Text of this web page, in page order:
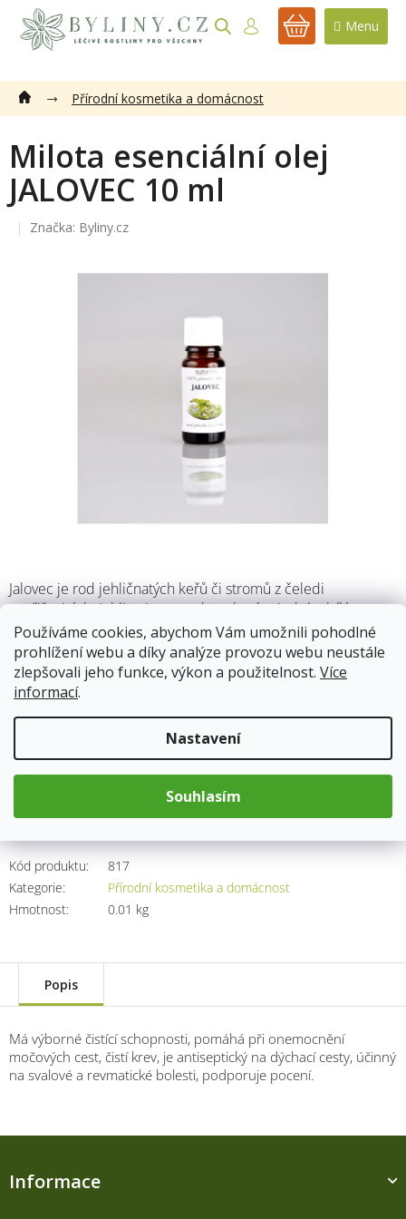
Používáme cookies, abychom Vám umožnili pohodlné
prohlížení webu a díky analýze provozu webu neustále
zlepšovali jeho funkce, výkon a použitelnost. Více
informací.
Nastavení
Souhlasím
obsah
NÁKUPNÍ
Přírodní kosmetika a domácnost
Milota esenciální olej
JALOVEC 10 ml
Značka: Byliny.cz
Skladem
Jalovec je rod jehličnatých keřů či stromů z čeledi
cypřišovitých. Jehlice jsou modrozelené, s jedním bílým
pruhem na vnitřním povrchu. Mají specifickou a příjemnou
vůni. Je rozšířen v podstatě na všech kontinentech.
Kód produktu:
817
Kategorie:
Přírodní kosmetika a domácnost
Hmotnost: 0.01 kg
79 Kč
Měrná
cena:
Přidat do košíku
Popis
Má výborné čistící schopnosti, pomáhá při onemocnění
močových cest, čistí krev, je antiseptický na dýchací cesty, účinný
na svalové a revmatické bolesti, podporuje pocení.
Informace